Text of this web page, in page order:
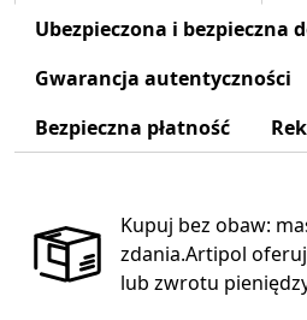
Ubezpieczona i bezpieczna
Gwarancja autentyczności
Bezpieczna płatność
Kupuj bez obaw:
zdania.Artipol
lub zwrotu